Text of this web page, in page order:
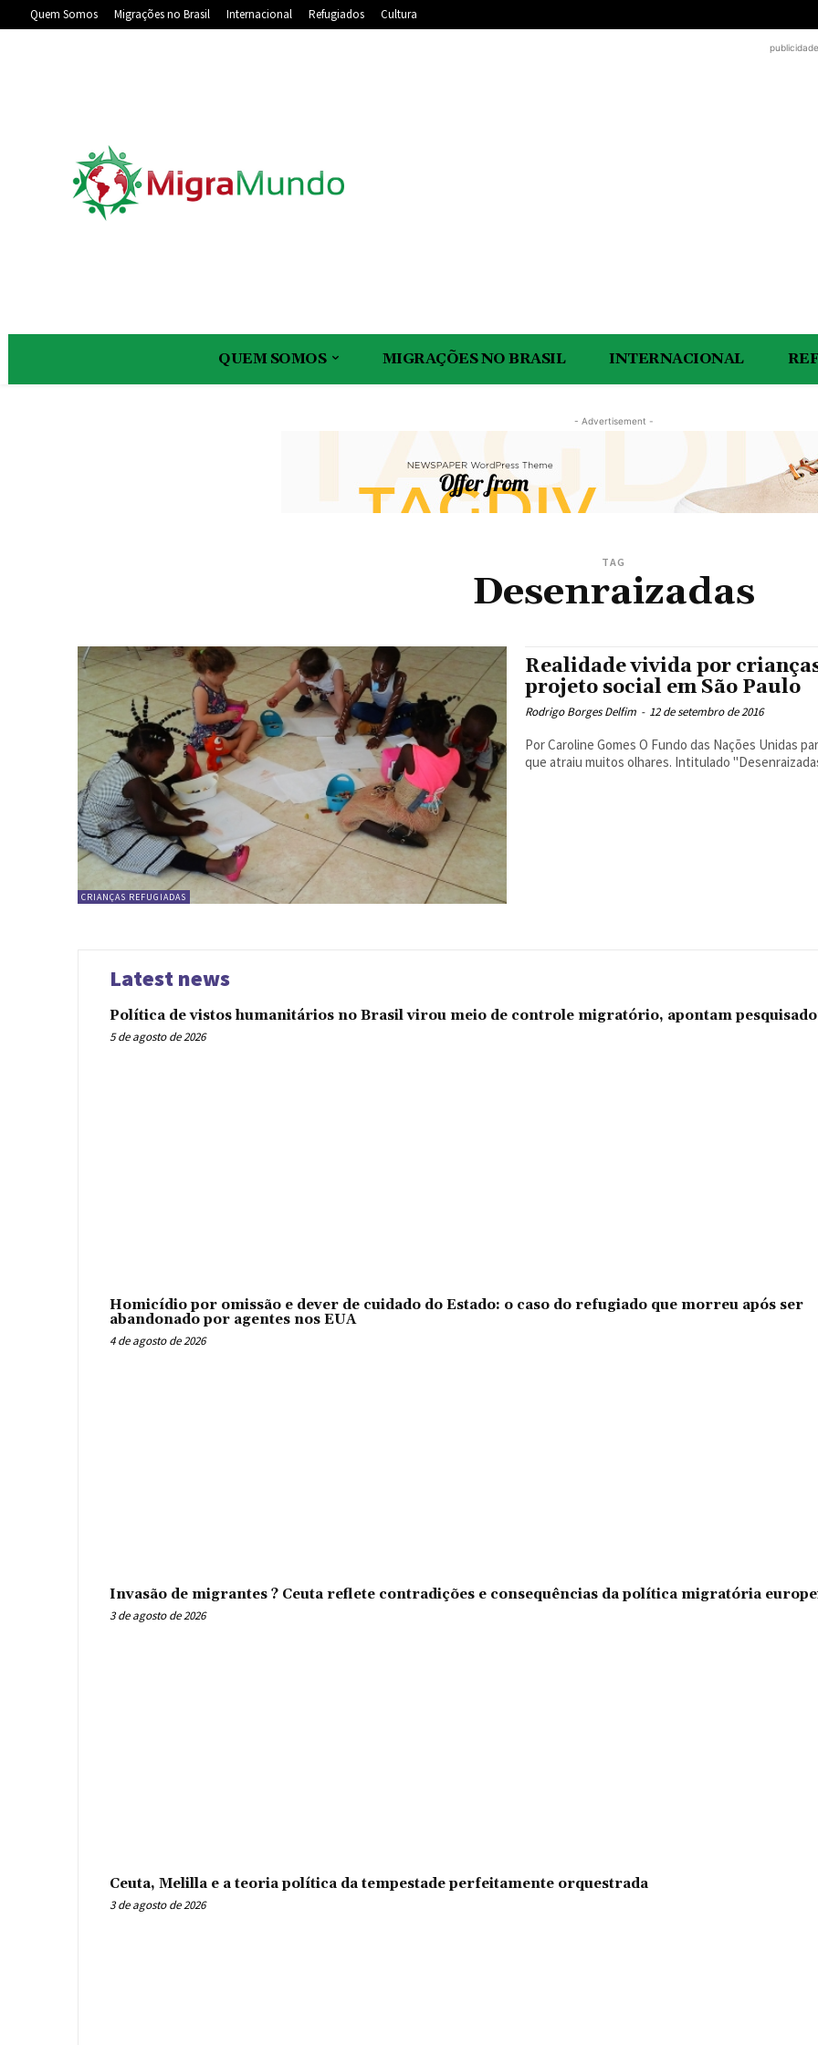
Quem Somos Migrações no Brasil Internacional Refugiados Cultura
QUEM SOMOS MIGRAÇÕES NO BRASIL INTERNACIONAL
- Advertisement -
TAG
Desenraizadas
CRIANÇAS REFUGIADAS
Realidade vivida por
projeto social em São Paulo
Rodrigo Borges Delfim - 12 de setembro de 2016
Por Caroline Gomes O Fundo das Nações Unidas para Infância (Unicef) divulgou recentemente um relatório
que atraiu muitos olhares. Intitulado
Latest news
Política de vistos humanitários no Brasil virou meio de controle migratório, apontam
5 de agosto de 2026
Homicídio por omissão e dever de cuidado do Estado: o caso do refugiado que morreu após ser
abandonado por agentes nos EUA
4 de agosto de 2026
Invasão de migrantes ? Ceuta reflete contradições e consequências da política migratória
3 de agosto de 2026
Ceuta, Melilla e a teoria política da tempestade perfeitamente orquestrada
3 de agosto de 2026